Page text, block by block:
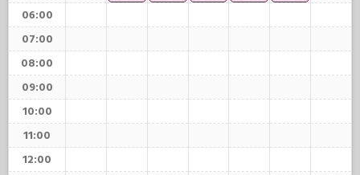
06:00
07:00
08:00
09:00
10:00
11:00
12:00